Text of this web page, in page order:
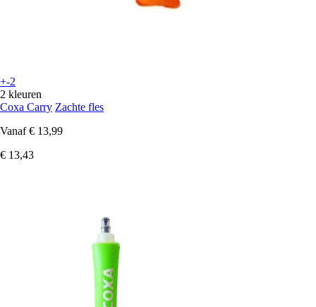
+-2
2 kleuren
Coxa Carry Zachte fles
Vanaf € 13,99
€ 13,43